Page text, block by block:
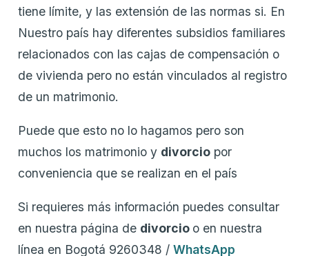
tiene límite, y las extensión de las normas si. En
Nuestro país hay diferentes subsidios familiares
relacionados con las cajas de compensación o
de vivienda pero no están vinculados al registro
de un matrimonio.
Puede que esto no lo hagamos pero son
muchos los matrimonio y divorcio por
conveniencia que se realizan en el país
Si requieres más información puedes consultar
en nuestra página de divorcio o en nuestra
línea en Bogotá 9260348 / WhatsApp